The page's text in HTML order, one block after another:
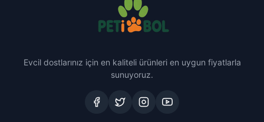
Evcil dostlarınız için en kaliteli ürünleri en uygun fiyatlarla
sunuyoruz.